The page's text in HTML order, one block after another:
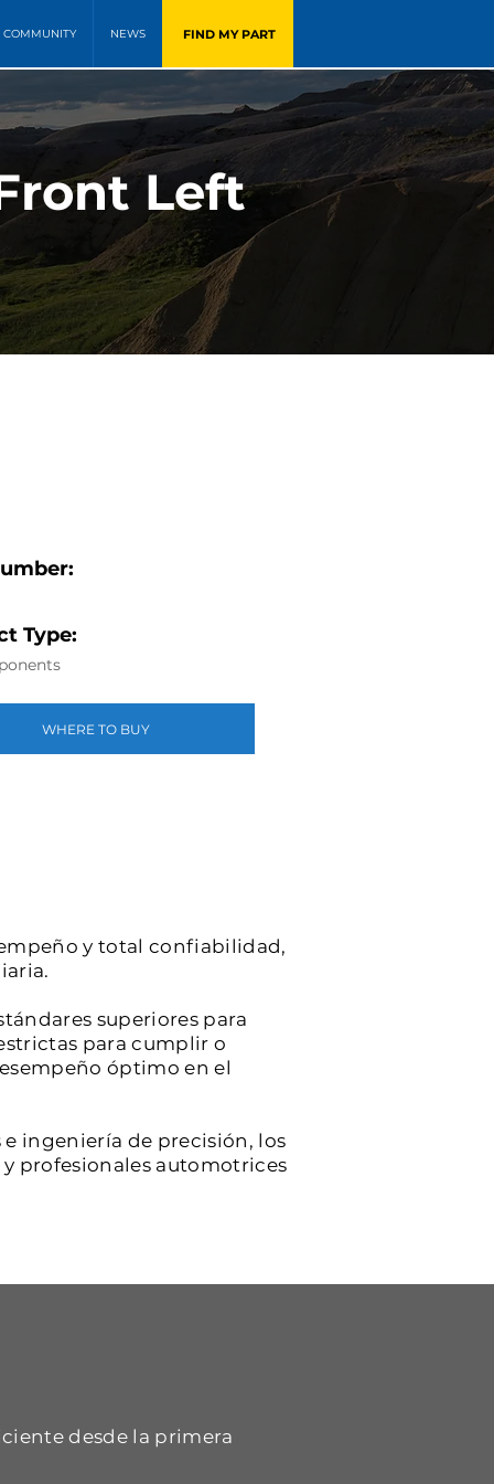
COMMUNITY NEWS FIND MY PART
Left
Type:
WHERE TO BUY
y total confiabilidad,
superiores para
para cumplir o
óptimo en el
ingeniería de precisión, los
profesionales automotrices
desde la primera